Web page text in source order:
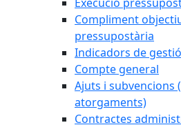
Compliment
pressupostària
Indicadors de
Compte general
Ajuts i subvencions
atorgaments)
Contractes